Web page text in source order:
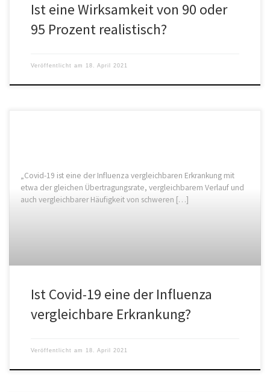
Ist eine Wirksamkeit von 90 oder
95 Prozent realistisch?
Veröffentlicht am 18. April 2021
„Covid-19 ist eine der Influenza vergleichbaren Erkrankung mit
etwa der gleichen Übertragungsrate, vergleichbarem Verlauf und
auch vergleichbarer Häufigkeit von schweren […]
Ist Covid-19 eine der Influenza
vergleichbare Erkrankung?
Veröffentlicht am 18. April 2021